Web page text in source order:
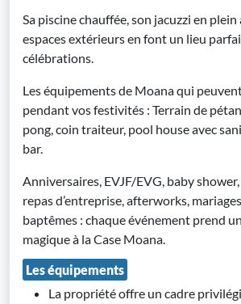
Sa piscine chauffée, son jacuzzi en plein
espaces extérieurs en font un lieu
célébrations.
Les équipements de Moana qui
pendant vos festivités : Terrain de
pong, coin traiteur, pool house avec
bar.
Anniversaires, EVJF/EVG, baby
repas d’entreprise, afterworks,
baptêmes : chaque événement prend
magique à la Case Moana.
Les équipements
La propriété offre un cadre